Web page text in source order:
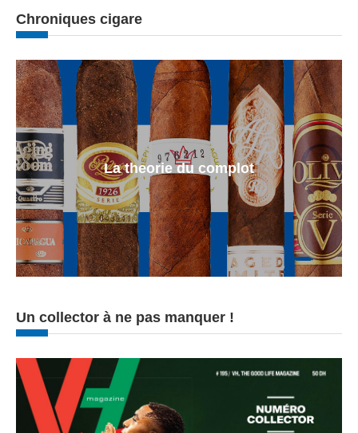
Chroniques cigare
La theorie du complot
Un collector à ne pas manquer !